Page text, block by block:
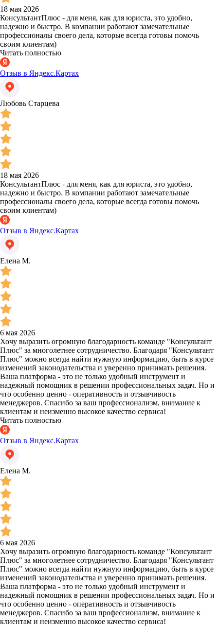
18 мая 2026
КонсультантПлюс - для меня, как для юриста, это удобно,
надежно и быстро. В компании работают замечательные
профессионалы своего дела, которые всегда готовы помочь
своим клиентам)
Читать полностью
Отзыв в Яндекс.Картах
Любовь Старцева
18 мая 2026
КонсультантПлюс - для меня, как для юриста, это удобно,
надежно и быстро. В компании работают замечательные
профессионалы своего дела, которые всегда готовы помочь
своим клиентам)
Отзыв в Яндекс.Картах
Елена М.
6 мая 2026
Хочу выразить огромную благодарность команде "Консультант
Плюс" за многолетнее сотрудничество. Благодаря "Консультант
Плюс" можно всегда найти нужную информацию, быть в курсе
изменений законодательства и уверенно принимать решения.
Ваша платформа - это не только удобный инструмент и
надежный помощник в решении профессиональных задач. Но и
что особенно ценно - оперативность и отзывчивость
менеджеров. Спасибо за ваш профессионализм, внимание к
клиентам и неизменно высокое качество сервиса!
Читать полностью
Отзыв в Яндекс.Картах
Елена М.
6 мая 2026
Хочу выразить огромную благодарность команде "Консультант
Плюс" за многолетнее сотрудничество. Благодаря "Консультант
Плюс" можно всегда найти нужную информацию, быть в курсе
изменений законодательства и уверенно принимать решения.
Ваша платформа - это не только удобный инструмент и
надежный помощник в решении профессиональных задач. Но и
что особенно ценно - оперативность и отзывчивость
менеджеров. Спасибо за ваш профессионализм, внимание к
клиентам и неизменно высокое качество сервиса!